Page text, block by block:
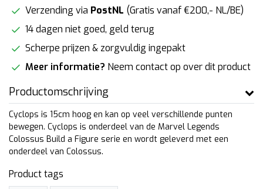
Verzending via PostNL (Gratis vanaf €200,- NL/BE)
14 dagen niet goed, geld terug
Scherpe prijzen & zorgvuldig ingepakt
Meer informatie? Neem contact op over dit product
Productomschrijving
Cyclops is 15cm hoog en kan op veel verschillende punten
bewegen. Cyclops is onderdeel van de Marvel Legends
Colossus Build a Figure serie en wordt geleverd met een
onderdeel van Colossus.
Product tags